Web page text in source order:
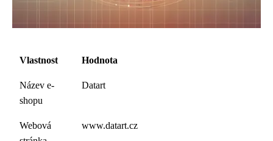
Vlastnost Hodnota
Název e-
shopu
Datart
Webová
www.datart.cz